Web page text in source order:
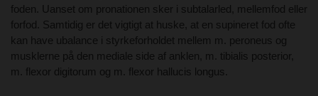
foden. Uanset om pronationen sker i subtalarled, mellemfod eller
forfod. Samtidig er det vigtigt at huske, at en supineret fod ofte
kan have ubalance i styrkeforholdet mellem m. peroneus og
musklerne på den mediale side af anklen, m. tibialis posterior,
m. flexor digitorum og m. flexor hallucis longus.